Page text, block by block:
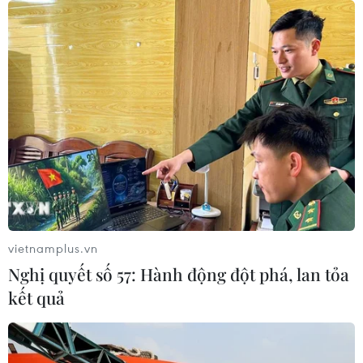
07/08/2026 23:00
Bế mạc Hội thi lực lượng tham gia
bảo vệ an ninh, trật tự ở cơ sở giỏi
toàn quốc
07/08/2026 15:57
Khởi tố, truy nã 3 đối tượng hoạt
động nhằm lật đổ chính quyền nhân
dân
07/08/2026 13:51
nhận hành vi bạo hành hai trẻ
07/08/2026 12:27
vietnamplus.vn
Nghị quyết số 57: Hành động đột phá, lan tỏa
kết quả